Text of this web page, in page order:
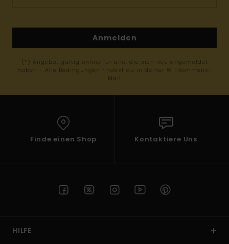
Anmelden
(*) Angebot gültig online für alle, die sich neu angemeldet
haben - Alle Bedingungen findest du in deiner Willkommens-
Mail
Finde einen Shop Kontaktiere Uns
HILFE